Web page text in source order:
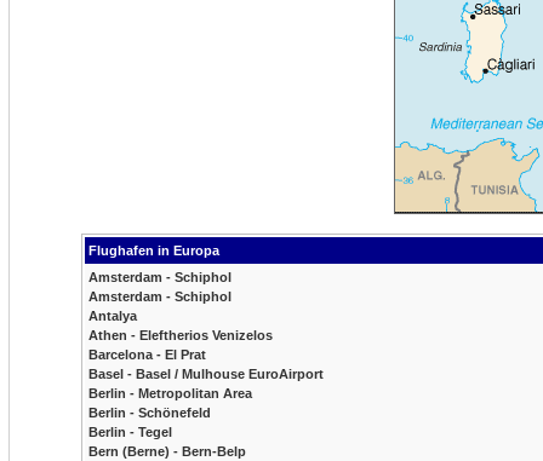
Flughafen in Europa
Amsterdam - Schiphol
Amsterdam - Schiphol
Antalya
Athen - Eleftherios Venizelos
Barcelona - El Prat
Basel - Basel / Mulhouse EuroAirport
Berlin - Metropolitan Area
Berlin - Schönefeld
Berlin - Tegel
Bern (Berne) - Bern-Belp